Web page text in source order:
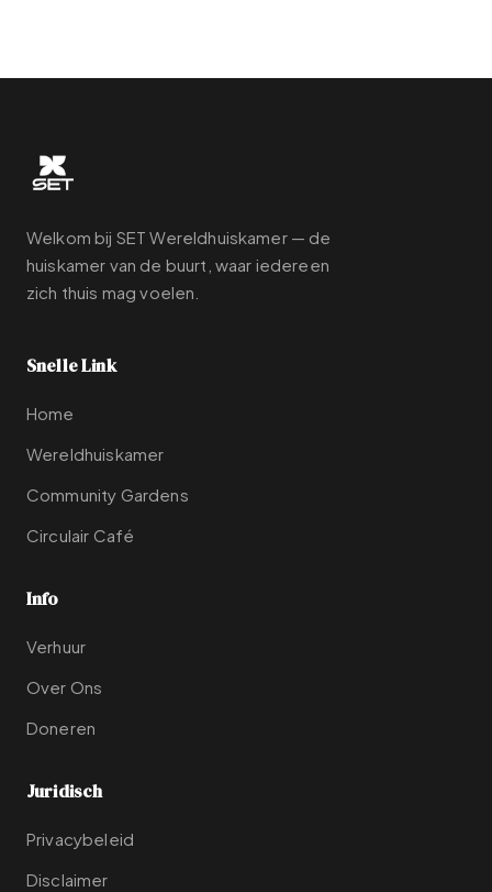
Welkom bij SET Wereldhuiskamer — de
huiskamer van de buurt, waar iedereen
zich thuis mag voelen.
Snelle Link
Home
Wereldhuiskamer
Community Gardens
Circulair Café
Info
Verhuur
Over Ons
Doneren
Juridisch
Privacybeleid
Disclaimer